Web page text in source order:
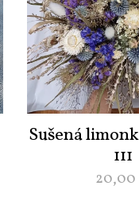
Sušená
111
20,00